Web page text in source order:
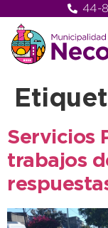
44-
Servicios
trabajos